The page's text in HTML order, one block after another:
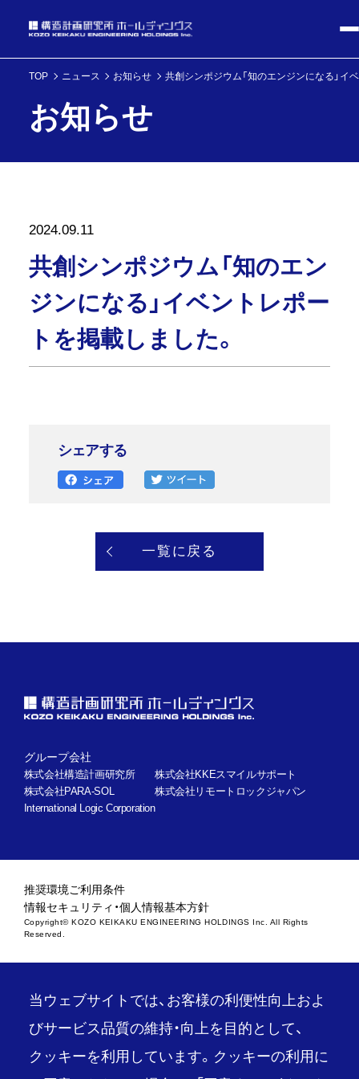
TOP ニュース お知らせ 共創シンポジウム「知のエンジンになる」イ
お知らせ
2024.09.11
共創シンポジウム「知のエン
ジンになる」イベントレポー
トを掲載しました。
シェアする
一覧に戻る
グループ会社
株式会社構造計画研究所
株式会社KKEスマイルサポート
株式会社PARA-SOL
株式会社リモートロックジャパン
International Logic Corporation
推奨環境ご利用条件
情報セキュリティ・個人情報基本方針
Copyright© KOZO KEIKAKU ENGINEERING HOLDINGS Inc. All Rights
Reserved.
当ウェブサイトでは、お客様の利便性向上およ
びサービス品質の維持・向上を目的として、
クッキーを利用しています。クッキーの利用に